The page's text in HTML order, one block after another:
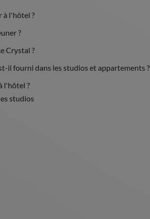
à l'hôtel ?
?
Crystal ?
il fourni dans les studios et appartements ?
l'hôtel ?
studios